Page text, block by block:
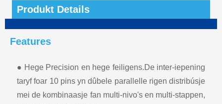
Produkt Details
Features
● Hege Precision en hege feiligens.De inter-iepening
taryf foar 10 pins yn dûbele parallelle rigen distribúsje
mei de kombinaasje fan multi-nivo's en multi-stappen,